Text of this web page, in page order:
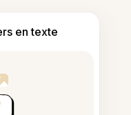
en texte